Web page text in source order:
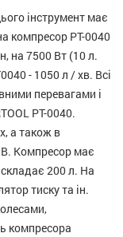
інструмент має
компресор PT-0040
на 7500 Вт (10 л.
- 1050 л / хв. Всі
перевагами і
РТ-0040.
а також в
Компресор має
200 л. На
тиску та ін.
компресора